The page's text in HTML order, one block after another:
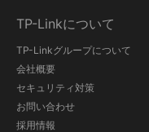
TP-Linkについて
TP-Linkグループについて
会社概要
セキュリティ対策
お問い合わせ
採用情報